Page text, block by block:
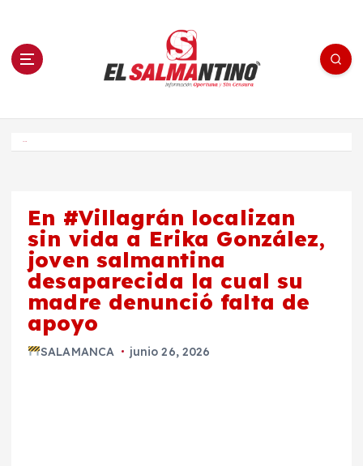
n El Salmantino - medios/noticias/editorial
En #Villagrán localizan
sin vida a Erika González,
joven salmantina
desaparecida la cual su
madre denunció falta de
apoyo
SALAMANCA junio 26, 2026